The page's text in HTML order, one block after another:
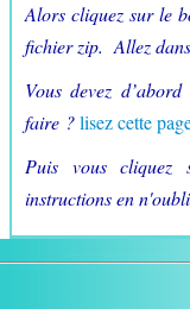
Alors cliquez sur le
fichier zip. Allez
Vous devez
faire ?lisez cette
Puis vous
instructions en